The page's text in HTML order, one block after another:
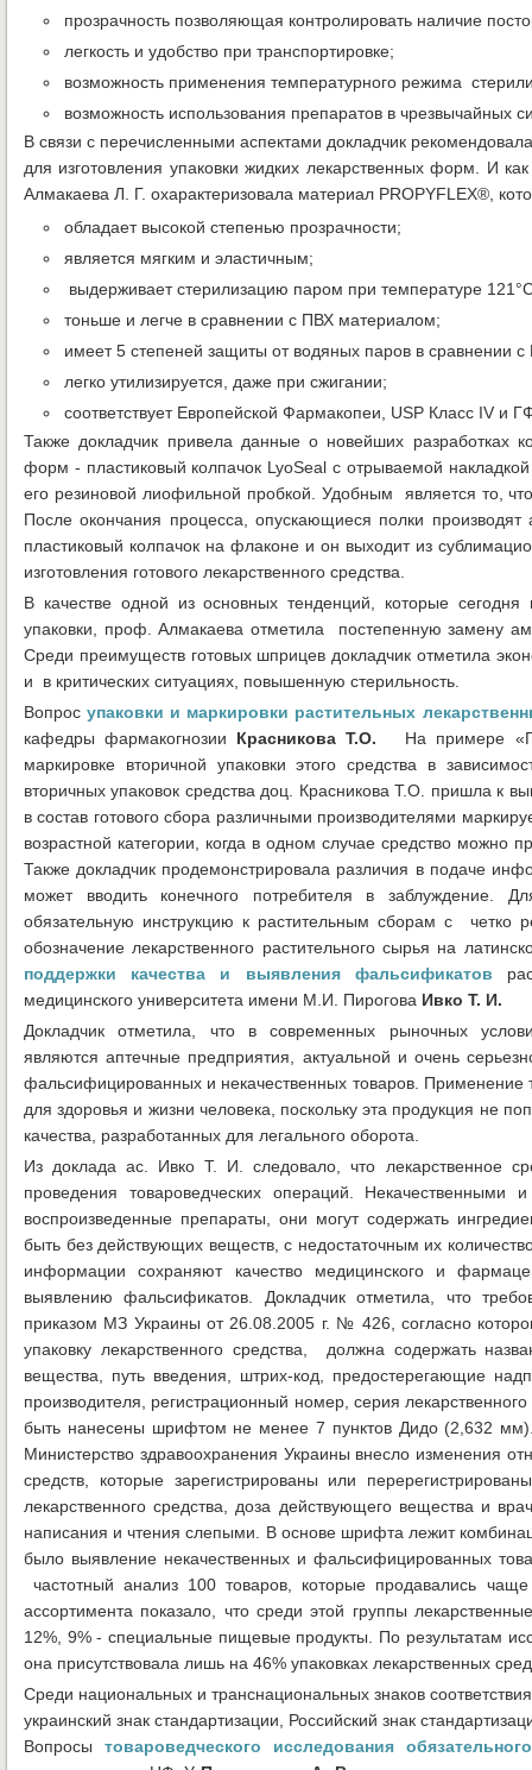
прозрачность позволяющая контролировать наличие
легкость и удобство при транспортировке;
возможность применения температурного режима
возможность использования препаратов в чрезвычайных
В связи с перечисленными аспектами докладчик
для изготовления упаковки жидких лекарственных форм. И
Алмакаева Л. Г. охарактеризовала материал PROPYFLEX®,
обладает высокой степенью прозрачности;
является мягким и эластичным;
выдерживает стерилизацию паром при температуре
тоньше и легче в сравнении с ПВХ материалом;
имеет 5 степеней защиты от водяных паров в сравнении
легко утилизируется, даже при сжигании;
соответствует Европейской Фармакопеи, USP Класс IV и
Также докладчик привела данные о новейших разработках
форм - пластиковый колпачок LyoSeal с отрываемой
его резиновой лиофильной пробкой. Удобным является то,
После окончания процесса, опускающиеся полки
пластиковый колпачок на флаконе и он выходит из
изготовления готового лекарственного средства.
В качестве одной из основных тенденций, которые
упаковки, проф. Алмакаева отметила постепенную замену
Среди преимуществ готовых шприцев докладчик отметила
и в критических ситуациях, повышенную стерильность.
Вопросупаковки и маркировки растительных
кафедры фармакогнозии Красникова Т.О.
На примере
маркировке вторичной упаковки этого средства в
вторичных упаковок средства доц. Красникова Т.О. пришла к
в состав готового сбора различными производителями
возрастной категории, когда в одном случае средство
Также докладчик продемонстрировала различия в подаче
может вводить конечного потребителя в заблуждение.
обязательную инструкцию к растительным сборам с четко
обозначение лекарственного растительного сырья на
поддержки качества и выявления фальсификатов
медицинского университета имени М.И. Пирогова Ивко Т. И.
Докладчик отметила, что в современных рыночных
являются аптечные предприятия, актуальной и очень
фальсифицированных и некачественных товаров. Применение
для здоровья и жизни человека, поскольку эта продукция не
качества, разработанных для легального оборота.
Из доклада ас. Ивко Т. И. следовало, что лекарственное
проведения товароведческих операций.
воспроизведенные препараты, они могут содержать
быть без действующих веществ, с недостаточным их
информации сохраняют качество медицинского и
выявлению фальсификатов. Докладчик отметила, что
приказом МЗ Украины от 26.08.2005 г. № 426, согласно
упаковку лекарственного средства, должна содержать
вещества, путь введения, штрих-код, предостерегающие
производителя, регистрационный номер, серия
быть нанесены шрифтом не менее 7 пунктов Дидо (2,632
Министерство здравоохранения Украины внесло изменения
средств, которые зарегистрированы или
лекарственного средства, доза действующего вещества и
написания и чтения слепыми. В основе шрифта лежит
было выявление некачественных и фальсифицированных
частотный анализ 100 товаров, которые продавались
ассортимента показало, что среди этой группы
12%, 9% - специальные пищевые продукты. По результатам
она присутствовала лишь на 46% упаковках лекарственных
Среди национальных и транснациональных знаков
украинский знак стандартизации, Российский знак
Вопросы товароведческого исследования